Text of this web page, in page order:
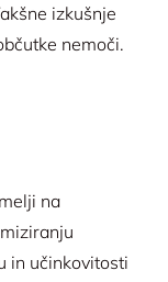
izkušnje
nemoči.
na
in učinkovitosti